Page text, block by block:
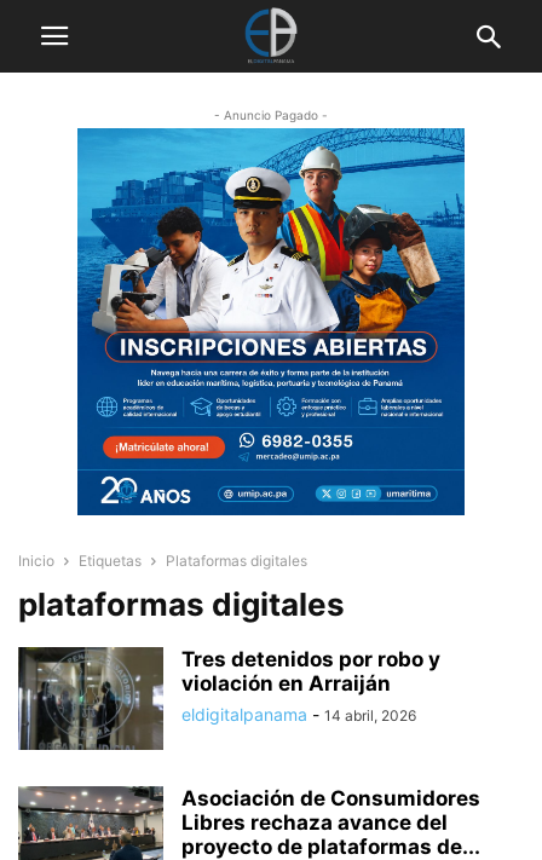
- Anuncio Pagado -
Inicio Etiquetas Plataformas digitales
plataformas digitales
Tres detenidos por robo y
violación en Arraiján
eldigitalpanama - 14 abril, 2026
Asociación de Consumidores
Libres rechaza avance del
proyecto de plataformas de...